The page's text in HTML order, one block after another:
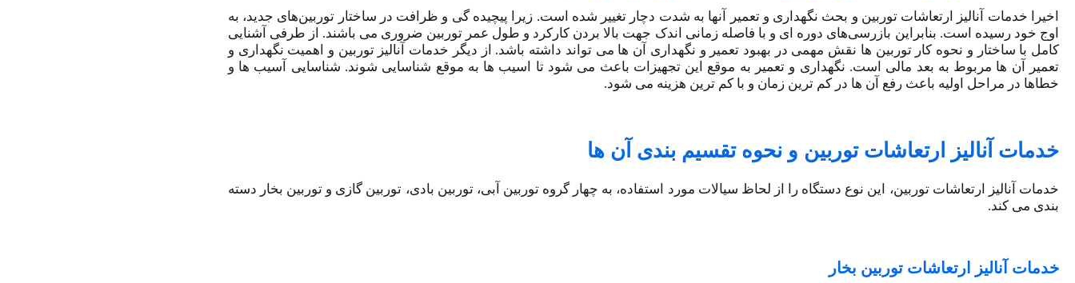
اخیرا خدمات آنالیز ارتعاشات توربین و بحث نگهداری و تعمیر آنها به شدت دچار تغییر شده است. زیرا پیچیده گی و ظرافت در ساختار توربین‌های جدید، به
اوج خود رسیده است. بنابراین بازرسی‌های دوره ای و با فاصله زمانی اندک جهت بالا بردن کارکرد و طول عمر توربین ضروری می باشند. از طرفی آشنایی
کامل با ساختار و نحوه کار توربین ها نقش مهمی در بهبود تعمیر و نگهداری آن ها می تواند داشته باشد. از دیگر خدمات آنالیز توربین و اهمیت نگهداری و
تعمیر آن ها مربوط به بعد مالی است. نگهداری و تعمیر به موقع این تجهیزات باعث می شود تا اسیب ها به موقع شناسایی شوند. شناسایی آسیب ها و
خطاها در مراحل اولیه باعث رفع آن ها در کم ترین زمان و با کم ترین هزینه می شود.
خدمات آنالیز ارتعاشات توربین و نحوه تقسیم بندی آن ها
خدمات آنالیز ارتعاشات توربین، این نوع دستگاه را از لحاظ سیالات مورد استفاده، به چهار گروه توربین آبی، توربین بادی، توربین گازی و توربین بخار دسته
بندی می کند.
خدمات آنالیز ارتعاشات توربین بخار